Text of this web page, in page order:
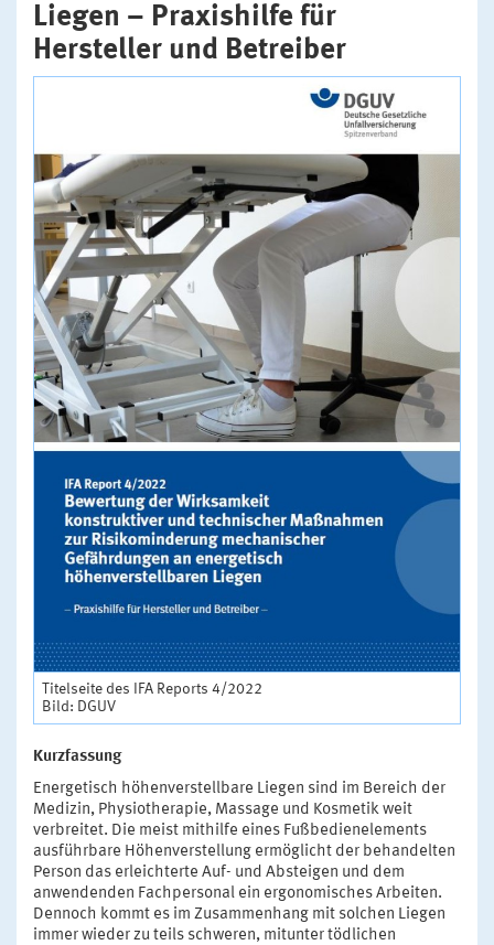
Liegen – Praxishilfe für
Hersteller und Betreiber
Titelseite des IFA Reports 4/2022
Bild: DGUV
Kurzfassung
Energetisch höhenverstellbare Liegen sind im Bereich der
Medizin, Physiotherapie, Massage und Kosmetik weit
verbreitet. Die meist mithilfe eines Fußbedienelements
ausführbare Höhenverstellung ermöglicht der behandelten
Person das erleichterte Auf- und Absteigen und dem
anwendenden Fachpersonal ein ergonomisches Arbeiten.
Dennoch kommt es im Zusammenhang mit solchen Liegen
immer wieder zu teils schweren, mitunter tödlichen